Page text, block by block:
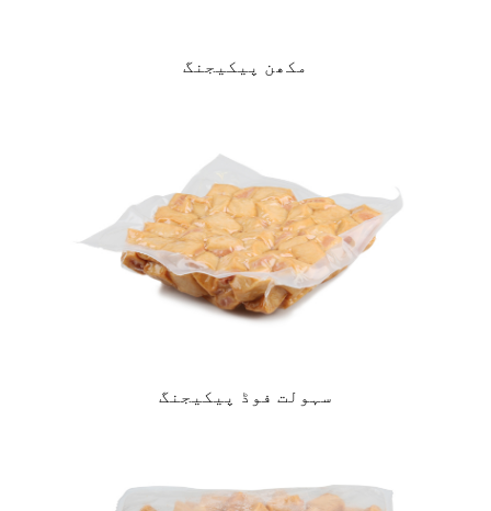
مکھن پیکیجنگ
سہولت فوڈ پیکیجنگ